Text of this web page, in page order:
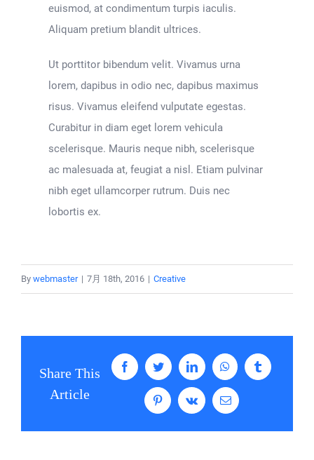
euismod, at condimentum turpis iaculis.
Aliquam pretium blandit ultrices.
Ut porttitor bibendum velit. Vivamus urna
lorem, dapibus in odio nec, dapibus maximus
risus. Vivamus eleifend vulputate egestas.
Curabitur in diam eget lorem vehicula
scelerisque. Mauris neque nibh, scelerisque
ac malesuada at, feugiat a nisl. Etiam pulvinar
nibh eget ullamcorper rutrum. Duis nec
lobortis ex.
By webmaster | 7月 18th, 2016 | Creative
Share This
Article
FacebookTwitterLinkedInWhatsAppTumblr
PinterestVk
電
子
ー